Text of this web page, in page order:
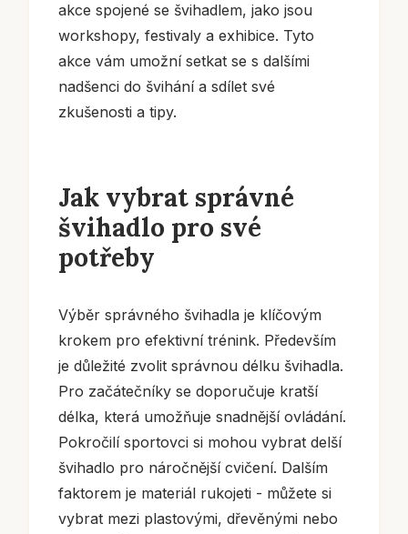
akce spojené se švihadlem, jako jsou
workshopy, festivaly a exhibice. Tyto
akce vám umožní setkat se s dalšími
nadšenci do švihání a sdílet své
zkušenosti a tipy.
Jak vybrat správné
švihadlo pro své
potřeby
Výběr správného švihadla je klíčovým
krokem pro efektivní trénink. Především
je důležité zvolit správnou délku švihadla.
Pro začátečníky se doporučuje kratší
délka, která umožňuje snadnější ovládání.
Pokročilí sportovci si mohou vybrat delší
švihadlo pro náročnější cvičení. Dalším
faktorem je materiál rukojeti - můžete si
vybrat mezi plastovými, dřevěnými nebo